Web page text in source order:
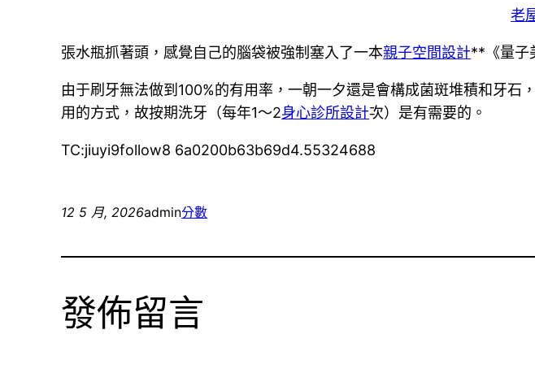
老
張水瓶抓著頭，感覺自己的腦袋被強制塞入了一本親子空間設計**《量子
由于刷牙無法做到100%的有用率，一朝一夕還是會構成菌斑堆積和牙
用的方式，故按期洗牙（每年1～2身心診所設計次）是有需要的。
TC:jiuyi9follow8 6a0200b63b69d4.55324688
12 5 月, 2026admin分數
發佈留言